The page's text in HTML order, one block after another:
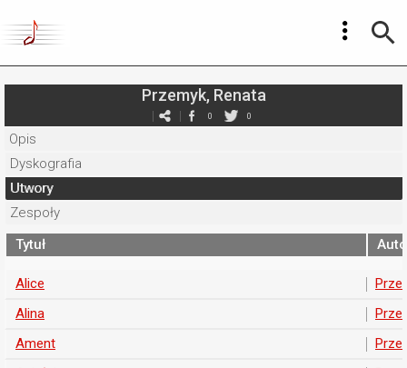
Przemyk, Renata
0 0
Opis
Dyskografia
Utwory
Zespoły
Tytuł
Alice
Alina
Ament